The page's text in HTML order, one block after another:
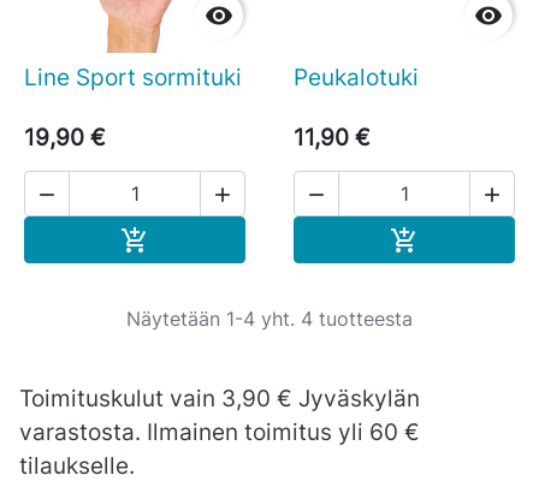

Line Sport sormituki
19,90 €
 


Peukalotuki
11,90 €
 

Näytetään 1-4 yht. 4 tuotteesta
Toimituskulut vain 3,90 € Jyväskylän
varastosta. Ilmainen toimitus yli 60 €
tilaukselle.